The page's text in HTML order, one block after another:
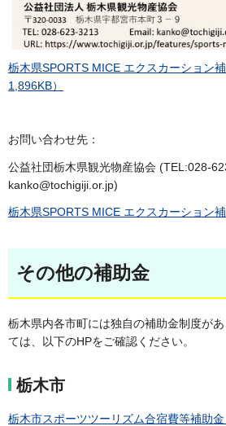
栃木県SPORTS MICE エクスカーション
1,896KB）
お問い合わせ先：
公益社団栃木県観光物産協会 (TEL:028-
kanko@tochigiji.or.jp)
栃木県SPORTS MICE エクスカーション
その他の補助金
栃木県内各市町には独自の補助金制度が
ては、以下のHPをご確認ください。
栃木市
栃木市スポーツツーリズム合宿費等補助金